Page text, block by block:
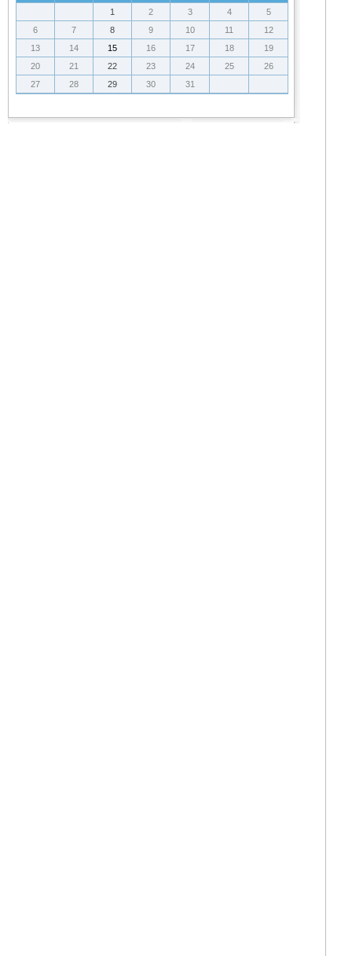
1 2 3 4
5
6
7 8 9 10 11
12
13
14 15 16 17 18
19
20
21 22 23 24 25
26
27
28 29 30 31